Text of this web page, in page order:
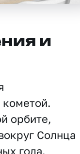
и
орбите,
Солнца
года.